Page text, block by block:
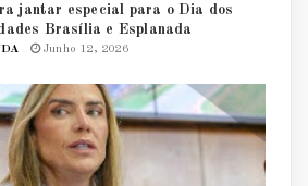
jantar especial para o Dia dos
Brasília e Esplanada
Junho 12, 2026